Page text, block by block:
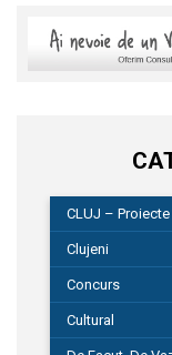
CLUJ – Proiecte
Clujeni
Concurs
Cultural